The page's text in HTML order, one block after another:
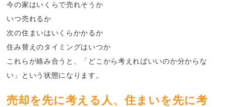
今の家はいくらで売れそうか
いつ売れるか
次の住まいはいくらかかるか
住み替えのタイミングはいつか
これらが絡み合うと、「どこから考えればいいのか分からな
い」という状態になります。
売却を先に考える人、住まいを先に考